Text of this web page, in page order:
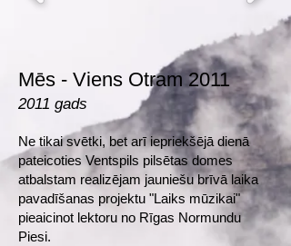
Mēs - Viens Otram 2011
2011 gads
Ne tikai svētki, bet arī iepriekšējā dienā
pateicoties Ventspils pilsētas domes
atbalstam realizējam jauniešu brīvā laika
pavadīšanas projektu "Laiks mūzikai"
pieaicinot lektoru no Rīgas Normundu
Piesi.